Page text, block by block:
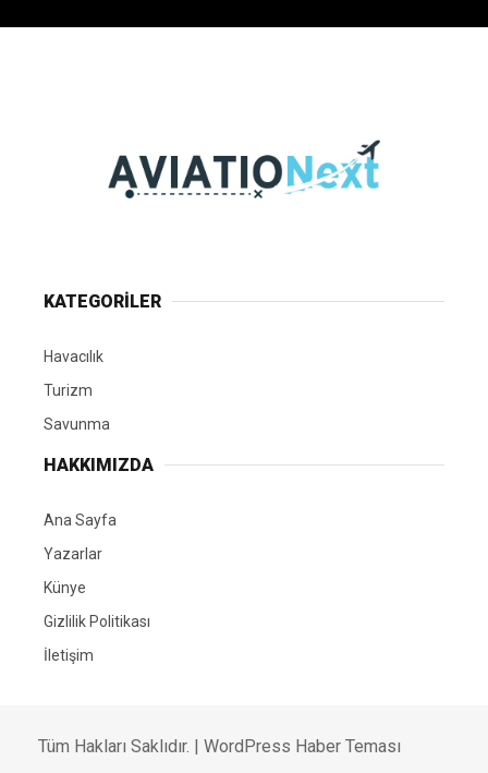
KATEGORİLER
Havacılık
Turizm
Savunma
HAKKIMIZDA
Ana Sayfa
Yazarlar
Künye
Gizlilik Politikası
İletişim
Tüm Hakları Saklıdır. | WordPress Haber Teması